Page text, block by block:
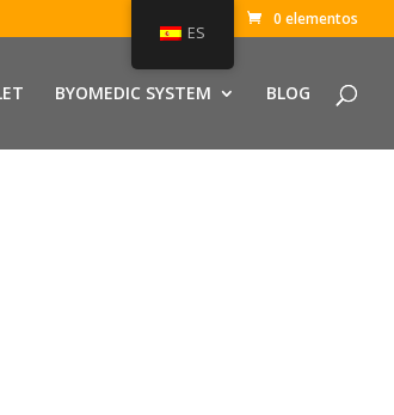
0 elementos
BYOMEDIC SYSTEM BLOG
ES